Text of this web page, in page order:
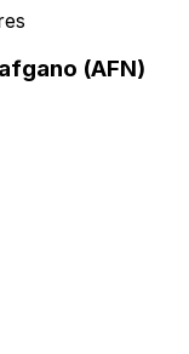
(AFN)